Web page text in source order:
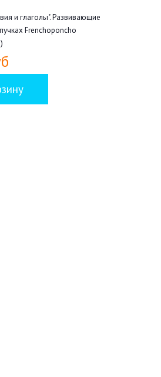
и глаголы". Развивающие
Frenchoponcho